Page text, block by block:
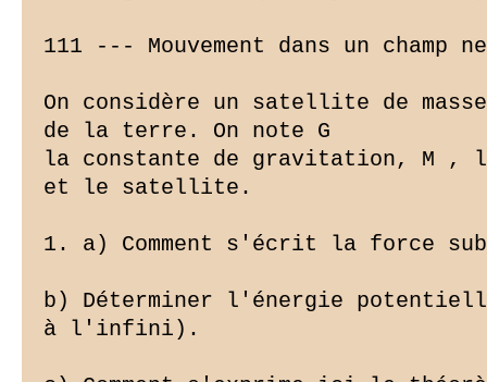
111 --- Mouvement dans un champ
On considère un satellite de
de la terre. On note G
la constante de gravitation, M ,
et le satellite.
1. a) Comment s'écrit la force
b) Déterminer l'énergie
à l'infini).